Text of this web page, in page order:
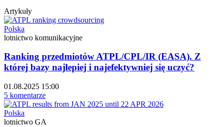
Artykuły
Polska
lotnictwo komunikacyjne
Ranking przedmiotów ATPL/CPL/IR (EASA). Z
której bazy najlepiej i najefektywniej się uczyć?
01.08.2025 15:00
5 komentarze
Polska
lotnictwo GA